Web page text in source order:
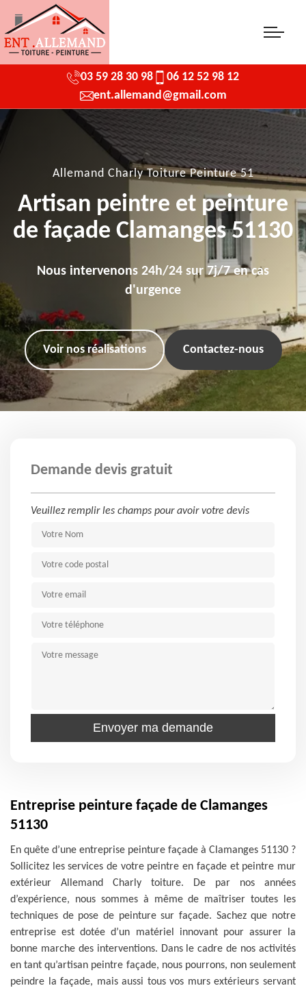
03 59 28 30 98
06 12 52 98 12
ent.allemand@gmail.com
Allemand Charly Toiture Peinture 51
Artisan peintre et peinture
de façade Clamanges 51130
Nous intervenons 24h/24 sur 7j/7 en cas
d'urgence
Voir nos réalisations Contactez-nous
Demande devis gratuit
Veuillez remplir les champs pour avoir votre devis
Entreprise peinture façade de Clamanges
51130
En quête d’une entreprise peinture façade à Clamanges 51130 ?
Sollicitez les services de votre peintre en façade et peintre mur
extérieur Allemand Charly toiture. De par nos années
d’expérience, nous sommes à même de maîtriser toutes les
techniques de pose de peinture sur façade. Sachez que notre
entreprise est dotée d’un matériel innovant pour assurer la
bonne marche des interventions. Dans le cadre de nos activités
en tant qu’artisan peintre façade, nous pourrons, non seulement
peindre la façade, mais aussi tous vos murs extérieurs servant